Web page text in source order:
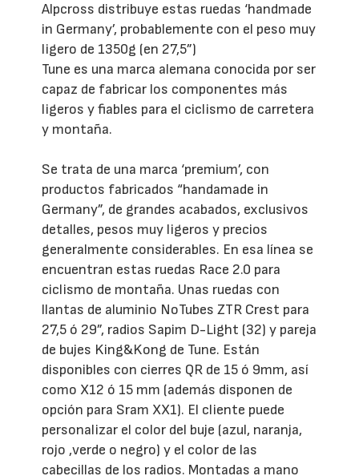
Alpcross distribuye estas ruedas ‘handmade
in Germany’, probablemente con el peso muy
ligero de 1350g (en 27,5”)
Tune es una marca alemana conocida por ser
capaz de fabricar los componentes más
ligeros y fiables para el ciclismo de carretera
y montaña.
Se trata de una marca ‘premium’, con
productos fabricados “handamade in
Germany”, de grandes acabados, exclusivos
detalles, pesos muy ligeros y precios
generalmente considerables. En esa línea se
encuentran estas ruedas Race 2.0 para
ciclismo de montaña. Unas ruedas con
llantas de aluminio NoTubes ZTR Crest para
27,5 ó 29”, radios Sapim D-Light (32) y pareja
de bujes King&Kong de Tune. Están
disponibles con cierres QR de 15 ó 9mm, así
como X12 ó 15 mm (además disponen de
opción para Sram XX1). El cliente puede
personalizar el color del buje (azul, naranja,
rojo ,verde o negro) y el color de las
cabecillas de los radios. Montadas a mano